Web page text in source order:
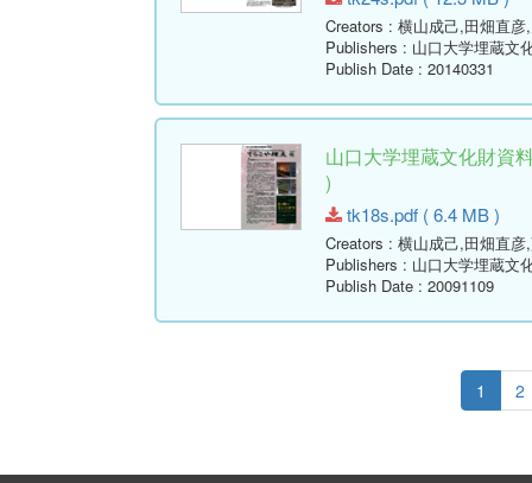
Creators : 横山成己,田畑直
Publishers : 山口大学埋蔵文
Publish Date : 20140331
山口大学埋蔵文化財
)
tk18s.pdf ( 6.4 MB )
Creators : 横山成己,田畑直
Publishers : 山口大学埋蔵文
Publish Date : 20091109
1 2